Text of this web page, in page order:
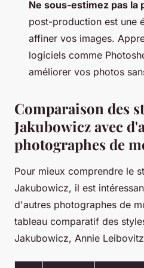
Ne sous-estimez pas la
post-production est une
affiner vos images.
logiciels comme
améliorer vos photos
Comparaison des
Jakubowicz avec
photographes de
Pour mieux comprendre le
Jakubowicz, il est
d'autres photographes de
tableau comparatif des
Jakubowicz, Annie